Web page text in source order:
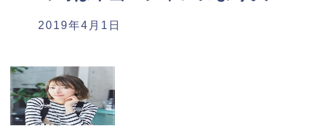
2019年4月1日